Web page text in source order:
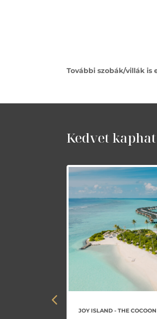
További szobák/villák is
Kedvet
JOY ISLAND - THE